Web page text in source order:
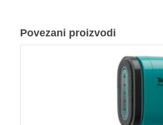
Povezani proizvodi